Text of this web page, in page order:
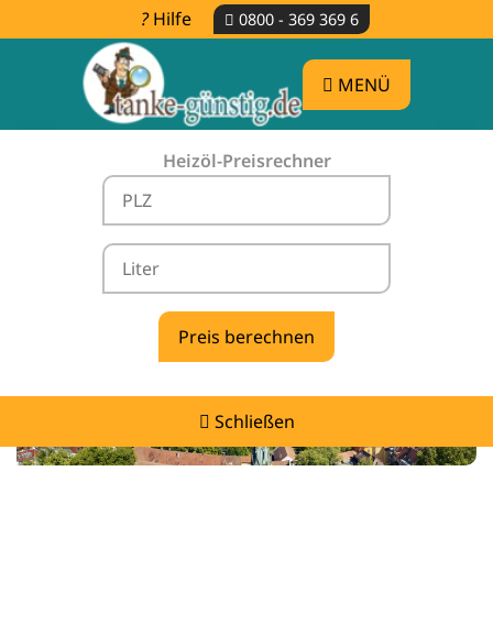
Hilfe 0800 - 369 369 6
MENÜ
Heizöl-Preisrechner
Schließen
Heizölpreise Aldingen -
vergleichen & günstig tanken